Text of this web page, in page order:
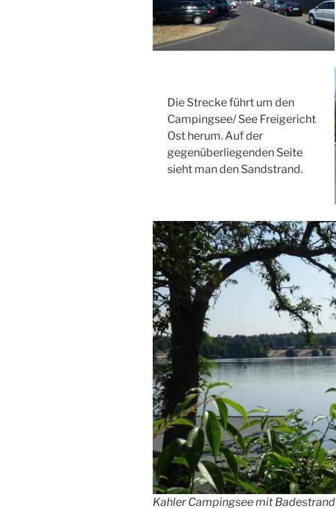
Die Strecke führt um den
Campingsee/ See Freigericht
Ost herum. Auf der
gegenüberliegenden Seite
sieht man den Sandstrand.
Kahler Campingsee mit Badestrand